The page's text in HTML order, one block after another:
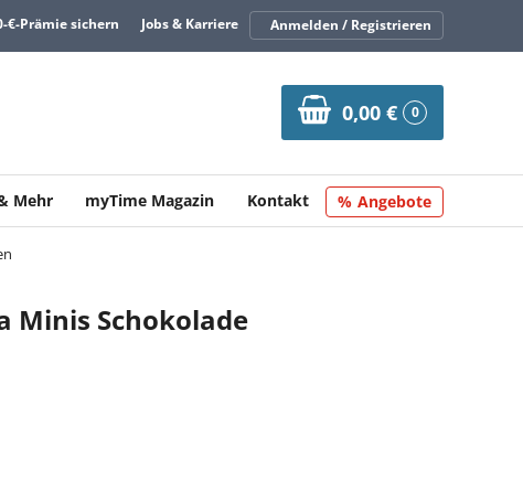
€-Prämie sichern Jobs & Karriere Anmelden / Registrieren
0,00 € 0
Mehr myTime Magazin Kontakt Angebote
Minis Schokolade